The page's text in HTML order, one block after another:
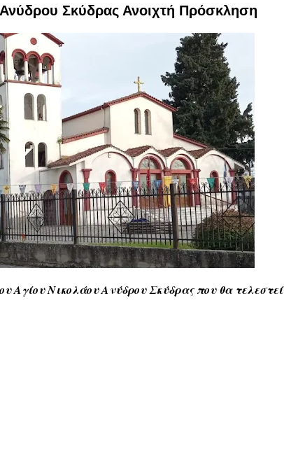
Σκύδρας Ανοιχτή Πρόσκληση
Αγίου Νικολάου Ανύδρου Σκύδρας που θα τελεστεί